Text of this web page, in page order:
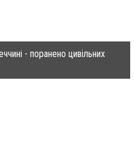
- поранено цивільних